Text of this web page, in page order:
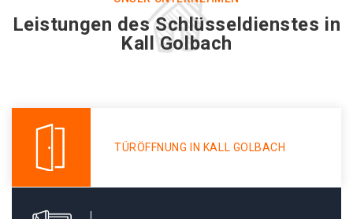
Leistungen des Schlüsseldienstes in
Kall Golbach
TÜRÖFFNUNG IN KALL GOLBACH